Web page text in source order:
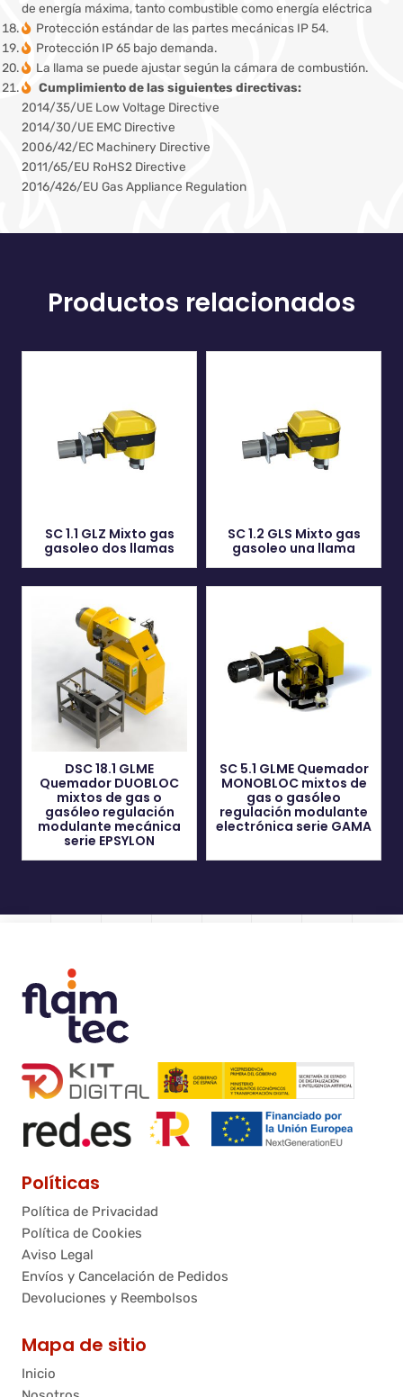
de energía máxima, tanto combustible como energía eléctrica
Protección estándar de las partes mecánicas IP 54.
Protección IP 65 bajo demanda.
La llama se puede ajustar según la cámara de combustión.
Cumplimiento de las siguientes directivas:
2014/35/UE Low Voltage Directive
2014/30/UE EMC Directive
2006/42/EC Machinery Directive
2011/65/EU RoHS2 Directive
2016/426/EU Gas Appliance Regulation
Productos relacionados
SC 1.1 GLZ Mixto gas
gasoleo dos llamas
SC 1.2 GLS Mixto gas
gasoleo una llama
DSC 18.1 GLME
Quemador DUOBLOC
mixtos de gas o
gasóleo regulación
modulante mecánica
serie EPSYLON
SC 5.1 GLME Quemador
MONOBLOC mixtos de
gas o gasóleo
regulación modulante
electrónica serie GAMA
Políticas
Política de Privacidad
Política de Cookies
Aviso Legal
Envíos y Cancelación de Pedidos
Devoluciones y Reembolsos
Mapa de sitio
Inicio